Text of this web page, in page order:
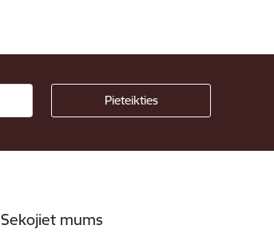
Sekojiet mums